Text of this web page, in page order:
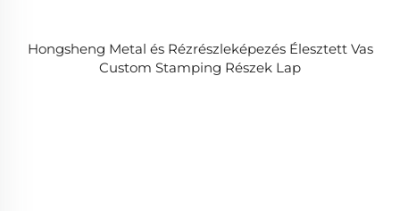
Hongsheng Metal és Rézrészleképezés Élesztett Vas
Custom Stamping Részek Lap